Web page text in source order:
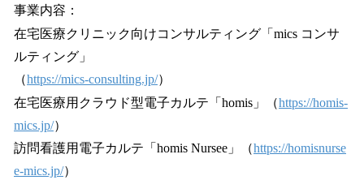
事業内容：
在宅医療クリニック向けコンサルティング「mics コンサ
ルティング」
（https://mics-consulting.jp/）
在宅医療用クラウド型電子カルテ「homis」（https://homis-
mics.jp/）
訪問看護用電子カルテ「homis Nursee」（https://homisnurse
e-mics.jp/）